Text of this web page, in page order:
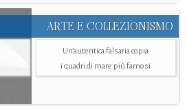
ARTE E COLLEZIONISMO
Un’autentica falsaria copia
i quadri di mare più famosi